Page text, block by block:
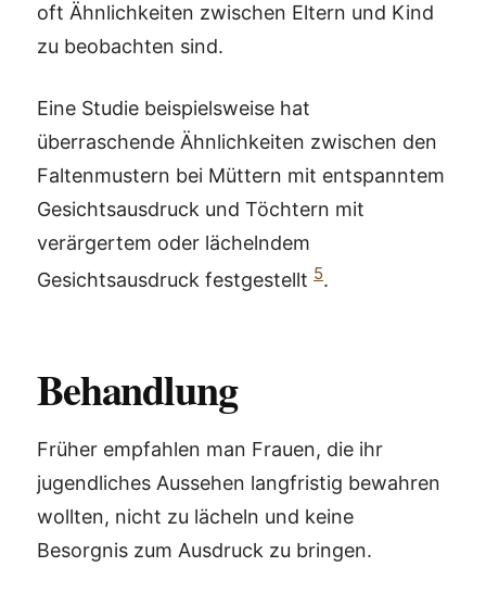
oft Ähnlichkeiten zwischen Eltern und Kind
zu beobachten sind.
Eine Studie beispielsweise hat
überraschende Ähnlichkeiten zwischen den
Faltenmustern bei Müttern mit entspanntem
Gesichtsausdruck und Töchtern mit
verärgertem oder lächelndem
Gesichtsausdruck festgestellt 5.
Behandlung
Früher empfahlen man Frauen, die ihr
jugendliches Aussehen langfristig bewahren
wollten, nicht zu lächeln und keine
Besorgnis zum Ausdruck zu bringen.